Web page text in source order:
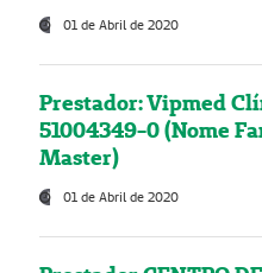
01 de Abril de 2020
Prestador: Vipmed
51004349-0 (Nome
Master)
01 de Abril de 2020